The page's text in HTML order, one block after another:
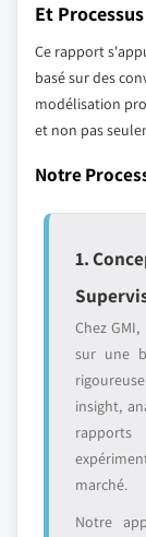
Et
Ce rapport
basé sur des
modélisation
et non pas
Notre
1.
Chez
sur une
insight,
marché.
Notre